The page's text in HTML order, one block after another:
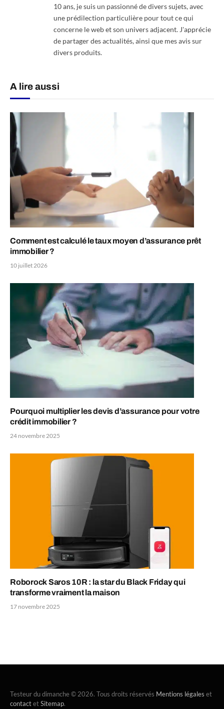
10 ans, je suis un passionné de divers sujets, avec
une prédilection particulière pour tout ce qui
concerne le web et son univers adjacent. J'apprécie
de partager des actualités, ainsi que mes avis sur
divers produits.
A lire aussi
Comment est calculé le taux moyen d’assurance prêt
immobilier ?
10 juillet 2026
Pourquoi multiplier les devis d’assurance pour votre
crédit immobilier ?
24 novembre 2025
Roborock Saros 10R : la star du Black Friday qui
transforme vraiment la maison
17 novembre 2025
Testeur du dimanche © 2026. Tous droits réservés Mentions légales et
contactetSitemap.